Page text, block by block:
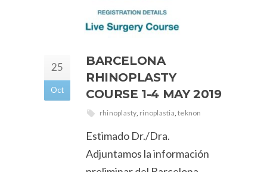
25
Oct
BARCELONA
RHINOPLASTY
COURSE 1-4 MAY 2019
rhinoplasty, rinoplastia ,teknon
Estimado Dr./Dra.
Adjuntamos la información